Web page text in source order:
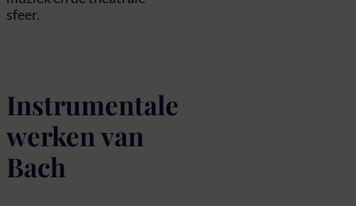
sfeer.
Instrumentale
werken van
Bach